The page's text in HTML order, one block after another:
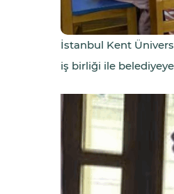
İstanbul Kent
iş birliği ile